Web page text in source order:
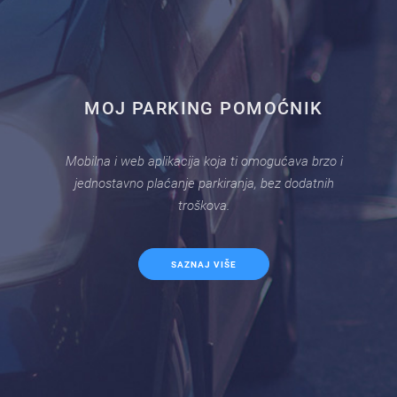
MOJ PARKING POMOĆNIK
Mobilna i web aplikacija koja ti omogućava brzo i
jednostavno plaćanje parkiranja, bez dodatnih
troškova.
SAZNAJ VIŠE